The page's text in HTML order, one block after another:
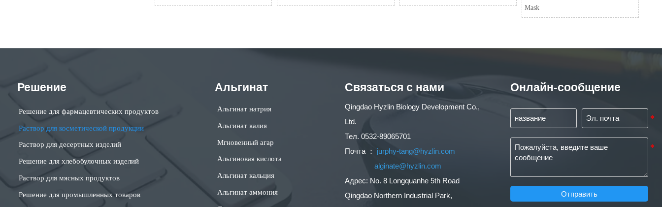
Mask
Решение
Решение для фармацевтических продуктов
Раствор для косметической продукции
Раствор для десертных изделий
Решение для хлебобулочных изделий
Раствор для мясных продуктов
Решение для промышленных товаров
Альгинат
Альгинат натрия
Альгинат калия
Мгновенный агар
Альгиновая кислота
Альгинат кальция
Альгинат аммония
Связаться с нами
Qingdao Hyzlin Biology Development Co.,
Ltd.
Тел. 0532-89065701
Почта ：
jurphy-tang@hyzlin.com
alginate@hyzlin.com
Адрес: No. 8 Longquanhe 5th Road
Qingdao Northern Industrial Park,
Онлайн-сообщение
Отправить